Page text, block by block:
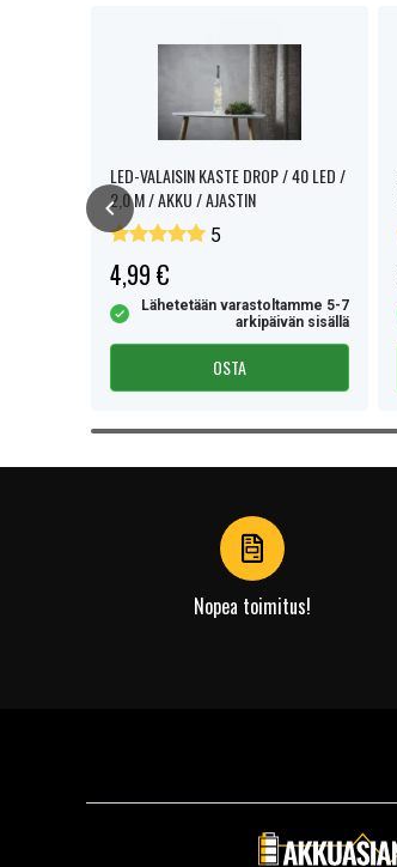
LED-VALAISIN KASTE DROP / 40 LED /
2,0 M / AKKU / AJASTIN
5
4,99 €
Lähetetään varastoltamme 5-7
arkipäivän sisällä
OSTA
Item
Nopea toimitus!